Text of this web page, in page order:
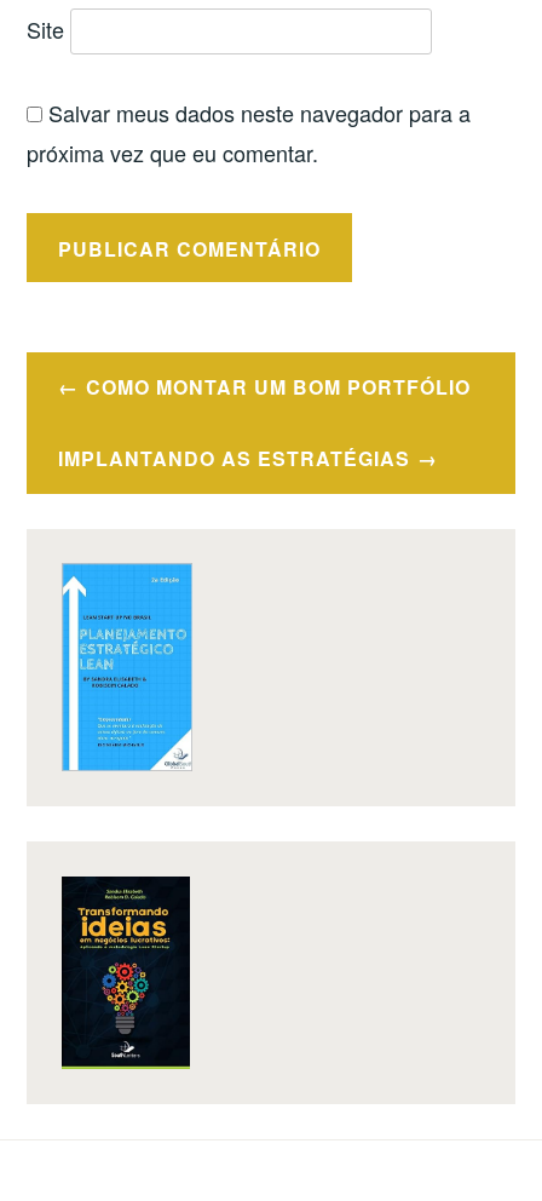
Site
Salvar meus dados neste navegador para a
próxima vez que eu comentar.
Navegação
Post
COMO MONTAR UM BOM PORTFÓLIO
IMPLANTANDO AS ESTRATÉGIAS